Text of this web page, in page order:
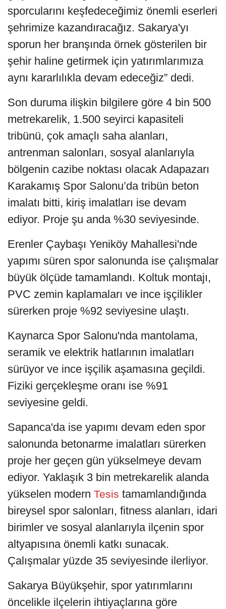
sporcularını keşfedeceğimiz önemli eserleri
şehrimize kazandıracağız. Sakarya'yı
sporun her branşında örnek gösterilen bir
şehir haline getirmek için yatırımlarımıza
aynı kararlılıkla devam edeceğiz” dedi.
Son duruma ilişkin bilgilere göre 4 bin 500
metrekarelik, 1.500 seyirci kapasiteli
tribünü, çok amaçlı saha alanları,
antrenman salonları, sosyal alanlarıyla
bölgenin cazibe noktası olacak Adapazarı
Karakamış Spor Salonu’da tribün beton
imalatı bitti, kiriş imalatları ise devam
ediyor. Proje şu anda %30 seviyesinde.
Erenler Çaybaşı Yeniköy Mahallesi'nde
yapımı süren spor salonunda ise çalışmalar
büyük ölçüde tamamlandı. Koltuk montajı,
PVC zemin kaplamaları ve ince işçilikler
sürerken proje %92 seviyesine ulaştı.
Kaynarca Spor Salonu'nda mantolama,
seramik ve elektrik hatlarının imalatları
sürüyor ve ince işçilik aşamasına geçildi.
Fiziki gerçekleşme oranı ise %91
seviyesine geldi.
Sapanca'da ise yapımı devam eden spor
salonunda betonarme imalatları sürerken
proje her geçen gün yükselmeye devam
ediyor. Yaklaşık 3 bin metrekarelik alanda
yükselen modern Tesis tamamlandığında
bireysel spor salonları, fitness alanları, idari
birimler ve sosyal alanlarıyla ilçenin spor
altyapısına önemli katkı sunacak.
Çalışmalar yüzde 35 seviyesinde ilerliyor.
Sakarya Büyükşehir, spor yatırımlarını
öncelikle ilçelerin ihtiyaçlarına göre